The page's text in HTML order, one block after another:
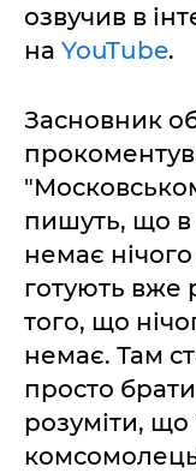
озвучив в
на YouTube.
Засновник
пишуть, що в
немає
готують вже
того, що
немає. Там
просто
розуміти,